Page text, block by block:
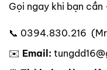
Gọi ngay khi bạn cần
📞 0394.830.216
✉️ Email: